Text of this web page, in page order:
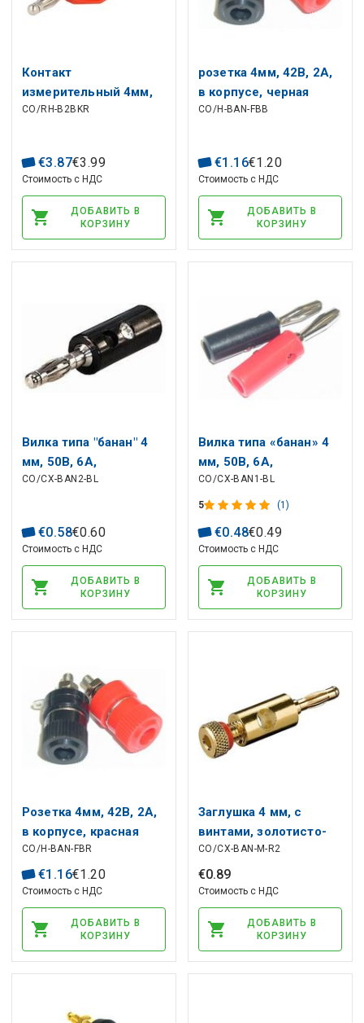
Контакт
измерительный 4мм,
60В, 10А, красный
CO/RH-B2BKR
€3.87€3 .99
Стоимость с НДС
ДОБАВИТЬ В
КОРЗИНУ
розетка 4мм, 42В, 2А,
в корпусе, черная
CO/H-BAN-FBB
€1 .16€1 .20
Стоимость с НДС
ДОБАВИТЬ В
КОРЗИНУ
Вилка типа "банан" 4
мм, 50В, 6А,
навинчиваемая,
CO/CX-BAN2-BL
€0.58€0.60
Стоимость с НДС
ДОБАВИТЬ В
КОРЗИНУ
Вилка типа «банан» 4
мм, 50В, 6А,
навинчивающаяся,
черная
CO/CX-BAN1-BL
5 (1)
€0.48€0.49
Стоимость с НДС
ДОБАВИТЬ В
КОРЗИНУ
Розетка 4мм, 42В, 2А,
в корпусе, красная
CO/H-BAN-FBR
€1 .16€1 .20
Стоимость с НДС
ДОБАВИТЬ В
КОРЗИНУ
Заглушка 4 мм, с
винтами, золотисто-
красная
CO/CX-BAN-M-R2
€0.89
Стоимость с НДС
ДОБАВИТЬ В
КОРЗИНУ